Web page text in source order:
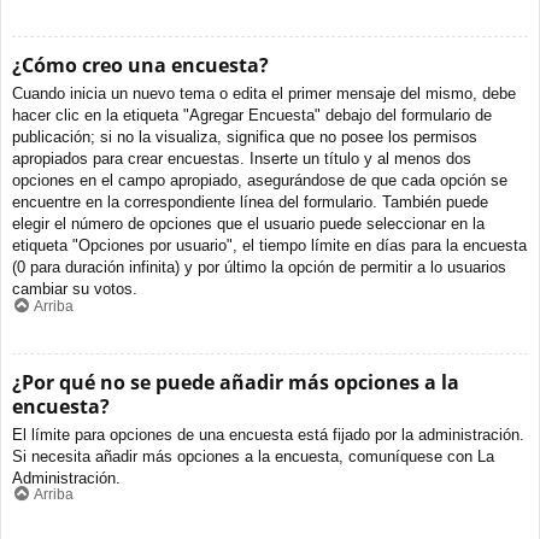
¿Cómo creo una encuesta?
Cuando inicia un nuevo tema o edita el primer mensaje del mismo, debe
hacer clic en la etiqueta "Agregar Encuesta" debajo del formulario de
publicación; si no la visualiza, significa que no posee los permisos
apropiados para crear encuestas. Inserte un título y al menos dos
opciones en el campo apropiado, asegurándose de que cada opción se
encuentre en la correspondiente línea del formulario. También puede
elegir el número de opciones que el usuario puede seleccionar en la
etiqueta "Opciones por usuario", el tiempo límite en días para la encuesta
(0 para duración infinita) y por último la opción de permitir a lo usuarios
cambiar su votos.
Arriba
¿Por qué no se puede añadir más opciones a la
encuesta?
El límite para opciones de una encuesta está fijado por la administración.
Si necesita añadir más opciones a la encuesta, comuníquese con La
Administración.
Arriba